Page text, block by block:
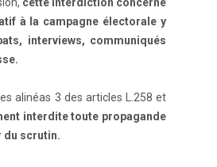
cette interdiction concerne
à la campagne électorale y
interviews, communiqués
alinéas 3 des articles L.258 et
interdite toute propagande
du scrutin.